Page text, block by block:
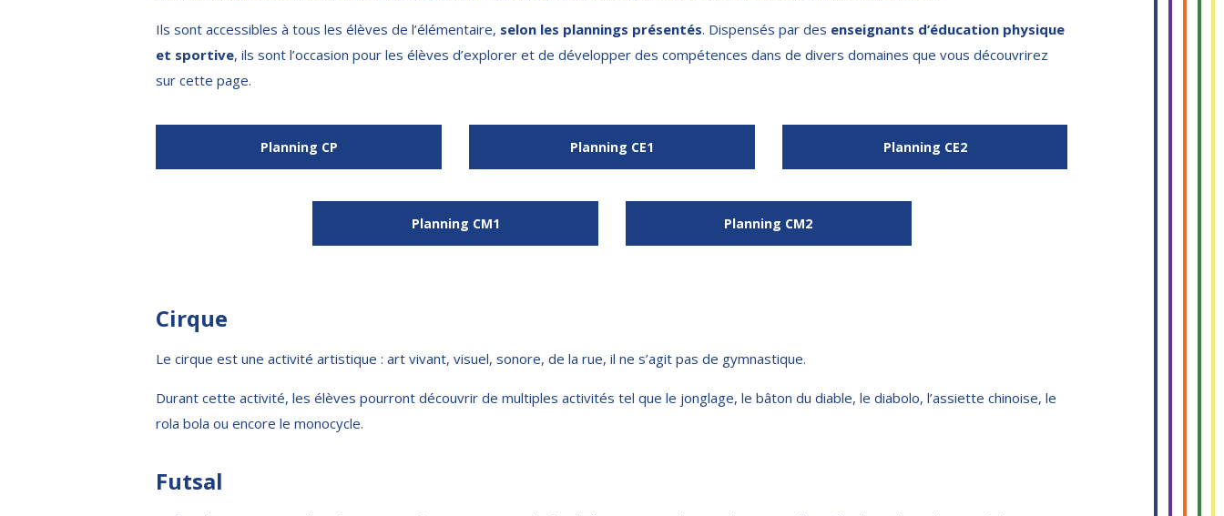
Ils sont accessibles à tous les élèves de l’élémentaire, selon les plannings présentés. Dispensés par des enseignants d’éducation physique
et sportive, ils sont l’occasion pour les élèves d’explorer et de développer des compétences dans de divers domaines que vous découvrirez
sur cette page.
Planning CP Planning CE1 Planning CE2
Planning CM1 Planning CM2
Cirque
Le cirque est une activité artistique : art vivant, visuel, sonore, de la rue, il ne s’agit pas de gymnastique.
Durant cette activité, les élèves pourront découvrir de multiples activités tel que le jonglage, le bâton du diable, le diabolo, l’assiette chinoise, le
rola bola ou encore le monocycle.
Futsal